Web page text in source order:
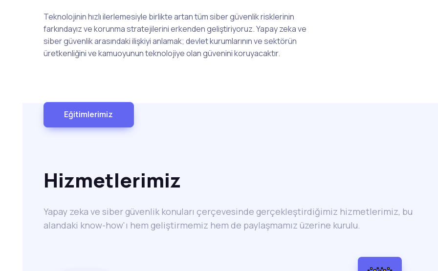
Teknolojinin hızlı ilerlemesiyle birlikte artan tüm siber güvenlik risklerinin
farkındayız ve korunma stratejilerini erkenden geliştiriyoruz. Yapay zeka ve
siber güvenlik arasındaki ilişkiyi anlamak; devlet kurumlarının ve sektörün
üretkenliğini ve kamuoyunun teknolojiye olan güvenini koruyacaktır.
Eğitimlerimiz
Hizmetlerimiz
Yapay zeka ve siber güvenlik konuları çerçevesinde gerçekleştirdiğimiz hizmetlerimiz, bu
alandaki know-how'ı hem geliştirmemiz hem de paylaşmamız üzerine kurulu.